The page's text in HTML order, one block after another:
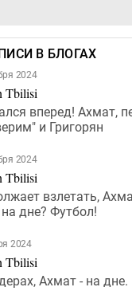
В БЛОГАХ
2024
Tbilisi
вперед! Ахмат,
и Григорян
2024
Tbilisi
взлетать,
дне? Футбол!
2024
Tbilisi
Ахмат - на